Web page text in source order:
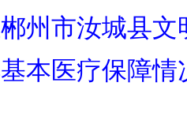
州市汝城县
本医疗保障